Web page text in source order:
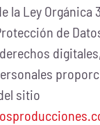
la Ley Orgánica
de
sitio